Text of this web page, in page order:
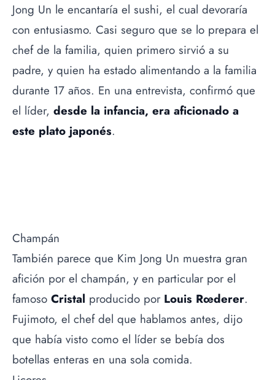
Jong Un le encantaría el sushi, el cual devoraría
con entusiasmo. Casi seguro que se lo prepara el
chef de la familia, quien primero sirvió a su
padre, y quien ha estado alimentando a la familia
durante 17 años. En una entrevista, confirmó que
el líder, desde la infancia, era aficionado a
este plato japonés.
Champán
También parece que Kim Jong Un muestra gran
afición por el champán, y en particular por el
famoso Cristal producido por Louis Rœderer.
Fujimoto, el chef del que hablamos antes, dijo
que había visto como el líder se bebía dos
botellas enteras en una sola comida.